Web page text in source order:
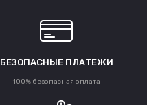
БЕЗОПАСНЫЕ ПЛАТЕЖИ
100% безопасная оплата